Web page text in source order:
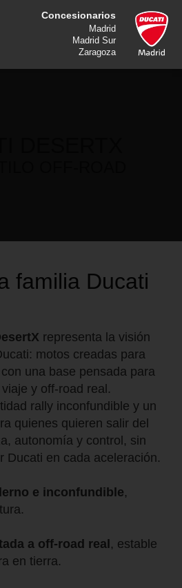
Concesionarios
Madrid
Madrid Sur
Zaragoza
familia Ducati
representa la visión
motos creadas para
una base pensada para
y off-road real.
rally inconfundible y un
quienes quieren salir del
autonomía y control, sin
Ducati en cada aceleración.
e inconfundible,
a off-road real , estable
en tierra.